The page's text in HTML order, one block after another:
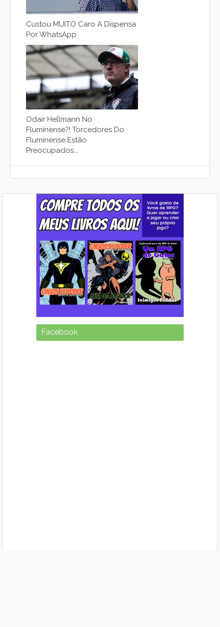
Custou MUITO Caro A Dispensa
Por WhatsApp
Odair Hellmann No
Fluminense?! Torcedores Do
Fluminense Estão
Preocupados...
Facebook